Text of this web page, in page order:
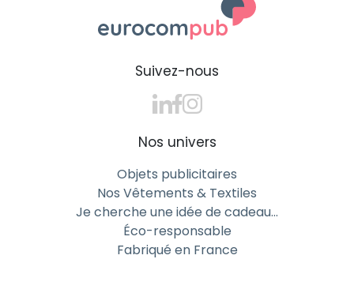
Suivez-nous
Nos univers
Objets publicitaires
Nos Vêtements & Textiles
Je cherche une idée de cadeau…
Éco-responsable
Fabriqué en France